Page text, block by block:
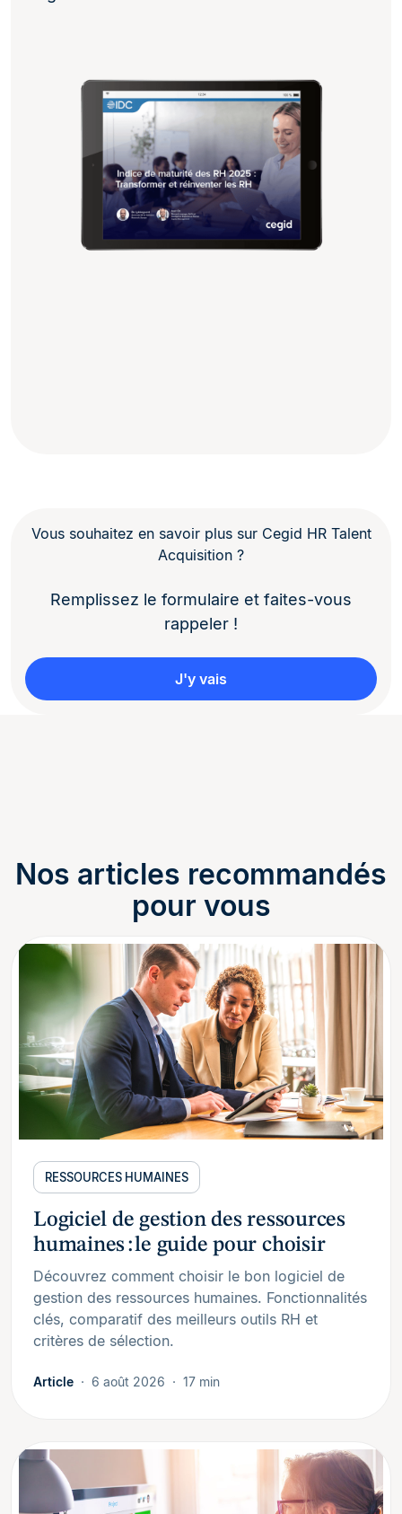
Vous souhaitez en savoir plus sur Cegid HR Talent
Acquisition ?
Remplissez le formulaire et faites-vous
rappeler !
J'y vais
Nos articles recommandés
pour vous
RESSOURCES HUMAINES
Logiciel de gestion des ressources
humaines : le guide pour choisir
Découvrez comment choisir le bon logiciel de
gestion des ressources humaines. Fonctionnalités
clés, comparatif des meilleurs outils RH et
critères de sélection.
Article 6 août 2026 17 min